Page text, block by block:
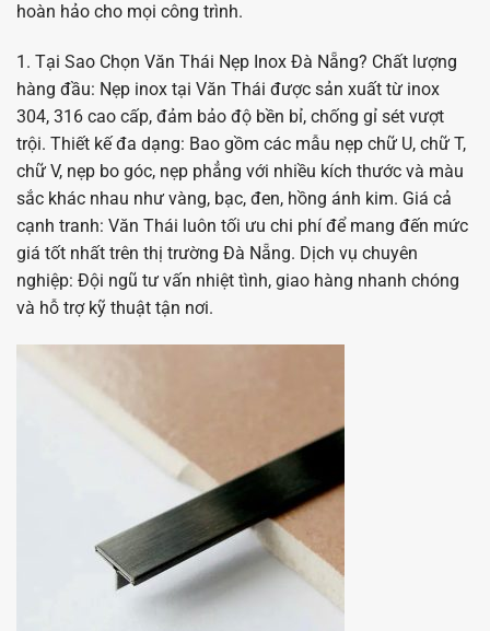
hoàn hảo cho mọi công trình.
1. Tại Sao Chọn Văn Thái Nẹp Inox Đà Nẵng? Chất lượng
hàng đầu: Nẹp inox tại Văn Thái được sản xuất từ inox
304, 316 cao cấp, đảm bảo độ bền bỉ, chống gỉ sét vượt
trội. Thiết kế đa dạng: Bao gồm các mẫu nẹp chữ U, chữ T,
chữ V, nẹp bo góc, nẹp phẳng với nhiều kích thước và màu
sắc khác nhau như vàng, bạc, đen, hồng ánh kim. Giá cả
cạnh tranh: Văn Thái luôn tối ưu chi phí để mang đến mức
giá tốt nhất trên thị trường Đà Nẵng. Dịch vụ chuyên
nghiệp: Đội ngũ tư vấn nhiệt tình, giao hàng nhanh chóng
và hỗ trợ kỹ thuật tận nơi.